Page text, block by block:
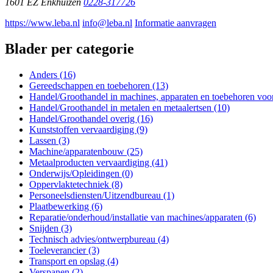
1601 EZ Enkhuizen 0228-317726
https://www.leba.nl info@leba.nl Informatie aanvragen
Blader per categorie
Anders (16)
Gereedschappen en toebehoren (13)
Handel/Groothandel in machines, apparaten en toebehoren
Handel/Groothandel in metalen en metaalertsen (10)
Handel/Groothandel overig (16)
Kunststoffen vervaardiging (9)
Lassen (3)
Machine/apparatenbouw (25)
Metaalproducten vervaardiging (41)
Onderwijs/Opleidingen (0)
Oppervlaktetechniek (8)
Personeelsdiensten/Uitzendbureau (1)
Plaatbewerking (6)
Reparatie/onderhoud/installatie van machines/apparaten (6)
Snijden (3)
Technisch advies/ontwerpbureau (4)
Toeleverancier (3)
Transport en opslag (4)